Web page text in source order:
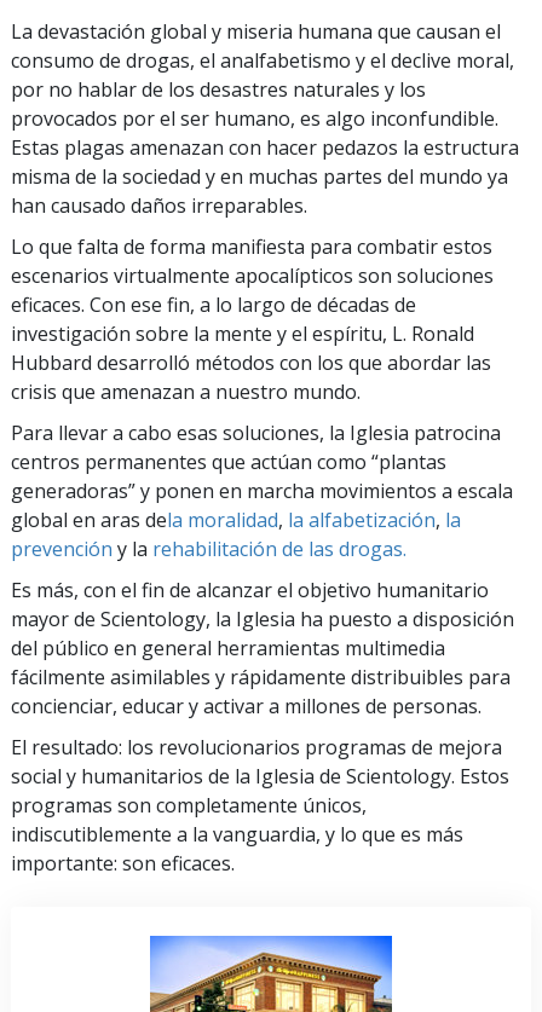
La devastación global y miseria humana que causan el
consumo de drogas, el analfabetismo y el declive moral,
por no hablar de los desastres naturales y los
provocados por el ser humano, es algo inconfundible.
Estas plagas amenazan con hacer pedazos la estructura
misma de la sociedad y en muchas partes del mundo ya
han causado daños irreparables.
Lo que falta de forma manifiesta para combatir estos
escenarios virtualmente apocalípticos son soluciones
eficaces. Con ese fin, a lo largo de décadas de
investigación sobre la mente y el espíritu, L. Ronald
Hubbard desarrolló métodos con los que abordar las
crisis que amenazan a nuestro mundo.
Para llevar a cabo esas soluciones, la Iglesia patrocina
centros permanentes que actúan como “plantas
generadoras” y ponen en marcha movimientos a escala
global en aras dela moralidad, la alfabetización, la
prevención y la rehabilitación de las drogas.
Es más, con el fin de alcanzar el objetivo humanitario
mayor de Scientology, la Iglesia ha puesto a disposición
del público en general herramientas multimedia
fácilmente asimilables y rápidamente distribuibles para
concienciar, educar y activar a millones de personas.
El resultado: los revolucionarios programas de mejora
social y humanitarios de la Iglesia de Scientology. Estos
programas son completamente únicos,
indiscutiblemente a la vanguardia, y lo que es más
importante: son eficaces.